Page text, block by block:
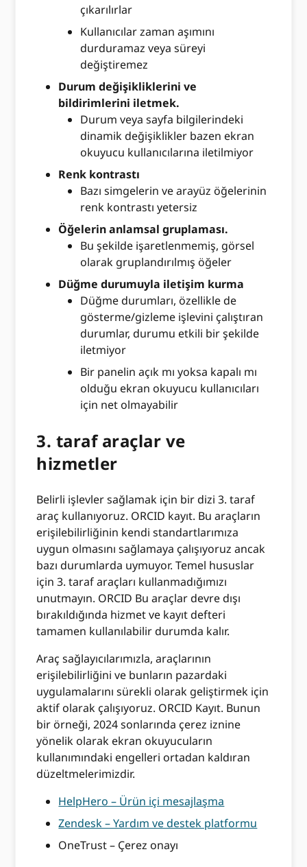
çıkarılırlar
Kullanıcılar zaman aşımını
durduramaz veya süreyi
değiştiremez
Durum değişikliklerini ve
bildirimlerini iletmek.
Durum veya sayfa bilgilerindeki
dinamik değişiklikler bazen ekran
okuyucu kullanıcılarına iletilmiyor
Renk kontrastı
Bazı simgelerin ve arayüz öğelerinin
renk kontrastı yetersiz
Öğelerin anlamsal gruplaması.
Bu şekilde işaretlenmemiş, görsel
olarak gruplandırılmış öğeler
Düğme durumuyla iletişim kurma
Düğme durumları, özellikle de
gösterme/gizleme işlevini çalıştıran
durumlar, durumu etkili bir şekilde
iletmiyor
Bir panelin açık mı yoksa kapalı mı
olduğu ekran okuyucu kullanıcıları
için net olmayabilir
3. taraf araçlar ve
hizmetler
Belirli işlevler sağlamak için bir dizi 3. taraf
araç kullanıyoruz. ORCID kayıt. Bu araçların
erişilebilirliğinin kendi standartlarımıza
uygun olmasını sağlamaya çalışıyoruz ancak
bazı durumlarda uymuyor. Temel hususlar
için 3. taraf araçları kullanmadığımızı
unutmayın. ORCID Bu araçlar devre dışı
bırakıldığında hizmet ve kayıt defteri
tamamen kullanılabilir durumda kalır.
Araç sağlayıcılarımızla, araçlarının
erişilebilirliğini ve bunların pazardaki
uygulamalarını sürekli olarak geliştirmek için
aktif olarak çalışıyoruz. ORCID Kayıt. Bunun
bir örneği, 2024 sonlarında çerez iznine
yönelik olarak ekran okuyucuların
kullanımındaki engelleri ortadan kaldıran
düzeltmelerimizdir.
HelpHero – Ürün içi mesajlaşma
Zendesk – Yardım ve destek platformu
OneTrust – Çerez onayı